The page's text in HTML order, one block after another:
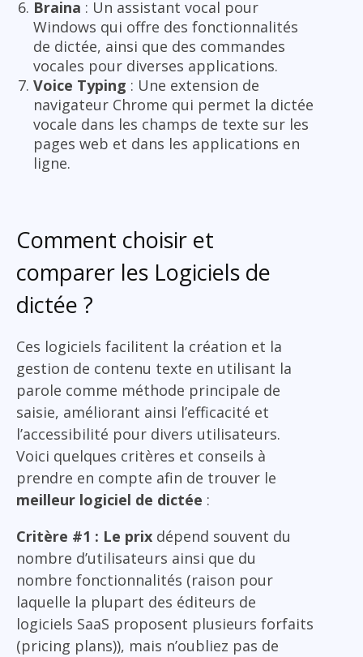
Braina : Un assistant vocal pour
Windows qui offre des fonctionnalités
de dictée, ainsi que des commandes
vocales pour diverses applications.
Voice Typing : Une extension de
navigateur Chrome qui permet la dictée
vocale dans les champs de texte sur les
pages web et dans les applications en
ligne.
Comment choisir et
comparer les Logiciels de
dictée ?
Ces logiciels facilitent la création et la
gestion de contenu texte en utilisant la
parole comme méthode principale de
saisie, améliorant ainsi l’efficacité et
l’accessibilité pour divers utilisateurs.
Voici quelques critères et conseils à
prendre en compte afin de trouver le
meilleur logiciel de dictée :
Critère #1 : Le prix dépend souvent du
nombre d’utilisateurs ainsi que du
nombre fonctionnalités (raison pour
laquelle la plupart des éditeurs de
logiciels SaaS proposent plusieurs forfaits
(pricing plans)), mais n’oubliez pas de